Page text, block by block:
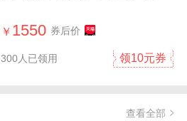
￥ 1550 券后价
300人已领用 领10元券
查看全部